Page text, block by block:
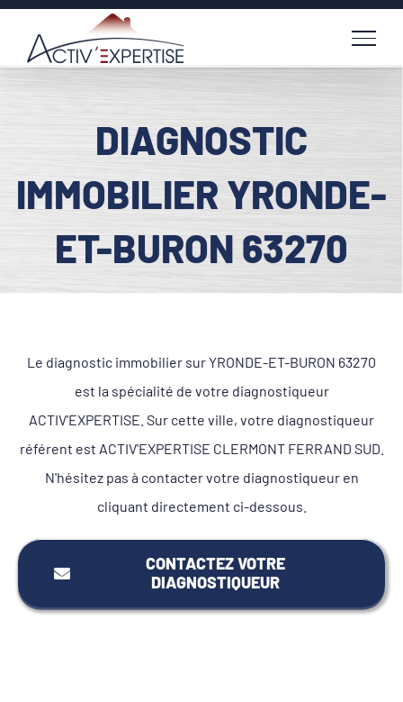
Passer
contenu
DIAGNOSTIC
IMMOBILIER YRONDE-
ET-BURON 63270
Le diagnostic immobilier sur YRONDE-ET-BURON 63270
est la spécialité de votre diagnostiqueur
ACTIV'EXPERTISE. Sur cette ville, votre diagnostiqueur
référent est ACTIV'EXPERTISE CLERMONT FERRAND SUD.
N'hésitez pas à contacter votre diagnostiqueur en
cliquant directement ci-dessous.
CONTACTEZ VOTRE
DIAGNOSTIQUEUR